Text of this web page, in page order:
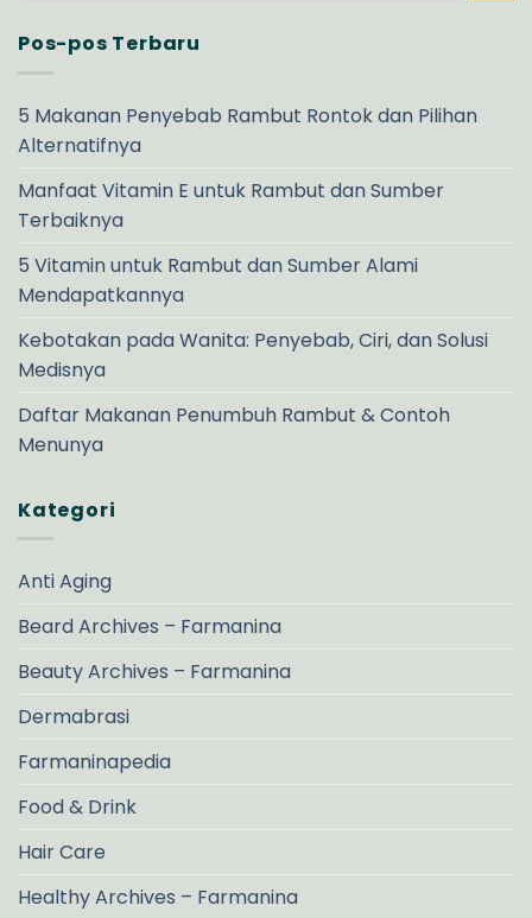
Pos-pos Terbaru
5 Makanan Penyebab Rambut Rontok dan Pilihan
Alternatifnya
Manfaat Vitamin E untuk Rambut dan Sumber
Terbaiknya
5 Vitamin untuk Rambut dan Sumber Alami
Mendapatkannya
Kebotakan pada Wanita: Penyebab, Ciri, dan Solusi
Medisnya
Daftar Makanan Penumbuh Rambut & Contoh
Menunya
Kategori
Anti Aging
Beard Archives – Farmanina
Beauty Archives – Farmanina
Dermabrasi
Farmaninapedia
Food & Drink
Hair Care
Healthy Archives – Farmanina